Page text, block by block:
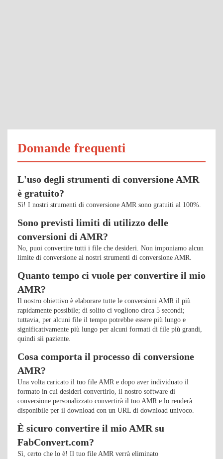
Domande frequenti
L'uso degli strumenti di conversione AMR
è gratuito?
Sì! I nostri strumenti di conversione AMR sono gratuiti al 100%.
Sono previsti limiti di utilizzo delle
conversioni di AMR?
No, puoi convertire tutti i file che desideri. Non imponiamo alcun
limite di conversione ai nostri strumenti di conversione AMR.
Quanto tempo ci vuole per convertire il mio
AMR?
Il nostro obiettivo è elaborare tutte le conversioni AMR il più
rapidamente possibile; di solito ci vogliono circa 5 secondi;
tuttavia, per alcuni file il tempo potrebbe essere più lungo e
significativamente più lungo per alcuni formati di file più grandi,
quindi sii paziente.
Cosa comporta il processo di conversione
AMR?
Una volta caricato il tuo file AMR e dopo aver individuato il
formato in cui desideri convertirlo, il nostro software di
conversione personalizzato convertirà il tuo AMR e lo renderà
disponibile per il download con un URL di download univoco.
È sicuro convertire il mio AMR su
FabConvert.com?
Sì, certo che lo è! Il tuo file AMR verrà eliminato